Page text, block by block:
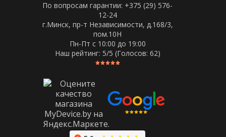
По вопросам гарантии: +375 (29) 576-
12-24
г.Минск, пр-т Независимости, д.168/3,
пом.10Н
Пн-Пт c 10:00 до 19:00
Наш рейтинг: 5/5 (Голосов: 62)